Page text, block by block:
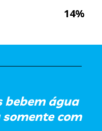
14%
bebem água
com